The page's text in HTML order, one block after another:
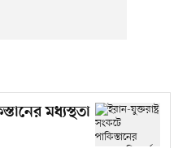
মধ্যস্থতা